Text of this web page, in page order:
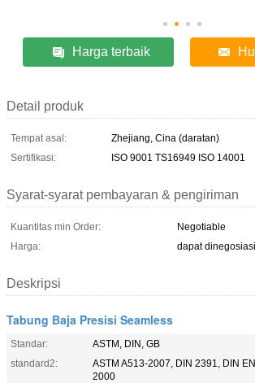
Harga terbaik
Detail produk
Tempat asal:
Zhejiang, Cina (daratan)
Sertifikasi:
ISO 9001 TS16949 ISO 14001
Syarat-syarat pembayaran & pengiriman
Kuantitas min Order:
Negotiable
Harga:
dapat
Deskripsi
Tabung Baja Presisi Seamless
Standar:
ASTM, DIN, GB
standard2:
ASTM A513-2007, DIN 2391, DIN
2000